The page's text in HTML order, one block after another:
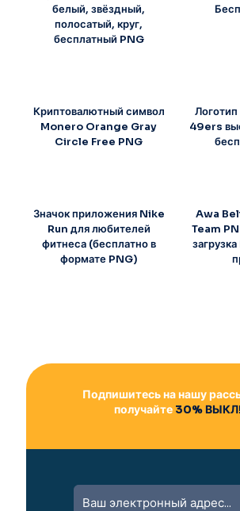
белый, звёздный,
полосатый, круг,
бесплатный PNG
Криптовалютный символ
Monero Orange Gray
Circle Free PNG
49ers
Значок приложения Nike
Run для любителей
фитнеса (бесплатно в
формате PNG)
Awa
Team
Подпишитесь на нашу
получайте30%